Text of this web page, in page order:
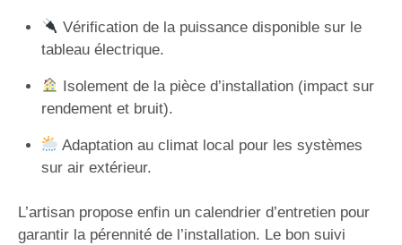
Vérification de la puissance disponible sur le
tableau électrique.
Isolement de la pièce d’installation (impact sur
rendement et bruit).
Adaptation au climat local pour les systèmes
sur air extérieur.
L’artisan propose enfin un calendrier d’entretien pour
garantir la pérennité de l’installation. Le bon suivi